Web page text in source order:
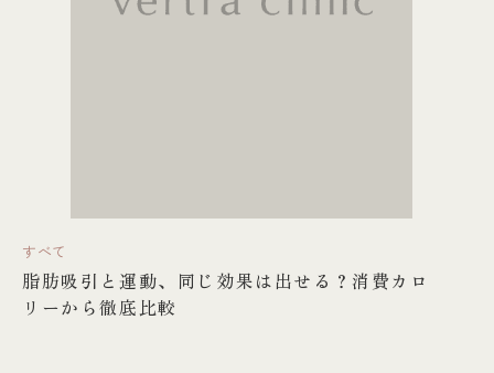
すべて
脂肪吸引と運動、同じ効果は出せる？消費カロ
リーから徹底比較